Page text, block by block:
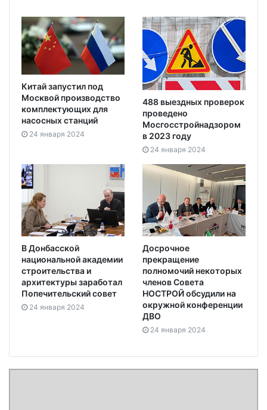
Китай запустил под
Москвой производство
комплектующих для
насосных станций
24 января 2024
488 выездных проверок
проведено
Мосгосстройнадзором
в 2023 году
24 января 2024
В Донбасской
национальной академии
строительства и
архитектуры заработал
Попечительский совет
24 января 2024
Досрочное
прекращение
полномочий некоторых
членов Совета
НОСТРОЙ обсудили на
окружной конференции
ДВО
24 января 2024